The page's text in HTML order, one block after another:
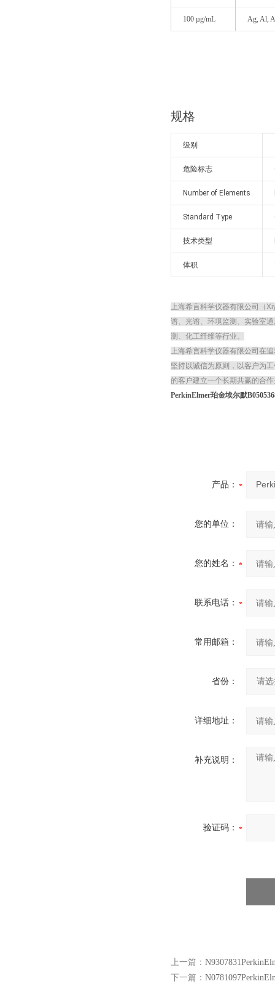
100 µg/mL Ag, Al,
规格
级别
危险标志
Number of Elements
Standard Type
技术类型
体积
上海希言科学仪器有限公司（
谱、光谱、环境监测、实验室
测、化工纤维等行业。
上海希言科学仪器有限公司在
坚持以诚信为原则，以客户为
的客户建立一个长期共赢的合
PerkinElmer珀金埃尔默
产品：
您的单位：
您的姓名：
联系电话：
常用邮箱：
省份：
详细地址：
补充说明：
验证码：
上一篇：
下一篇：